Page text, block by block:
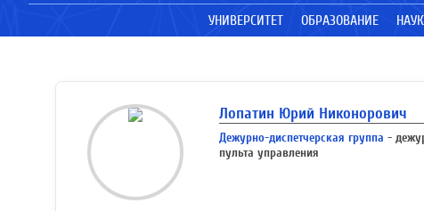
УНИВЕРСИТЕТ ОБРАЗОВАНИЕ
Лопатин Юрий Никонорович
Дежурно-диспетчерская группа -
пульта управления